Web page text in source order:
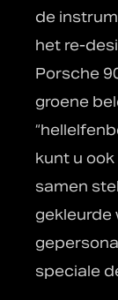
de
het re-
Porsche
groene
kunt u
samen
gekleurde
speciale